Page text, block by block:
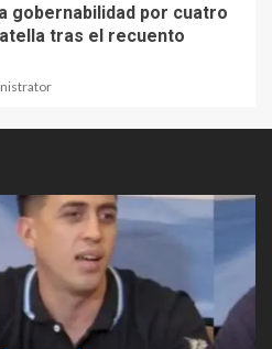
gobernabilidad por cuatro
tras el recuento